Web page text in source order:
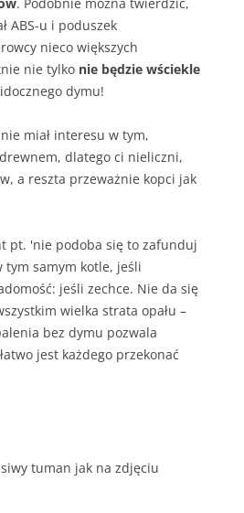
ABS-u i poduszek
nieco większych
nie tylko nie będzie wściekle
dymu!
miał interesu w tym,
dlatego ci nieliczni,
a reszta przeważnie kopci jak
pt. 'nie podoba się to zafunduj
tym samym kotle, jeśli
jeśli zechce. Nie da się
wielka strata opału –
bez dymu pozwala
jest każdego przekonać
tuman jak na zdjęciu